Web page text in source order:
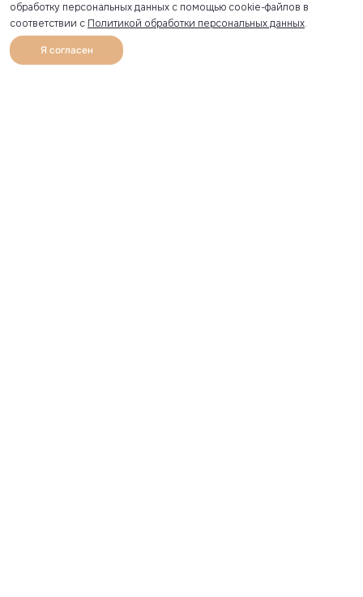
Каталог Избранное
обработку персональных данных с помощью cookie-файлов в
соответствии с Политикой обработки персональных данных.
Я согласен